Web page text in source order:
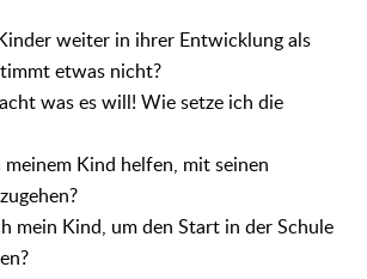
weiter in ihrer Entwicklung als
etwas nicht?
was es will! Wie setze ich die
Kind helfen, mit seinen
mein Kind, um den Start in der Schule